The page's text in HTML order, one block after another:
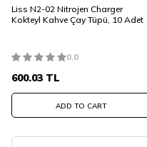
Liss N2-02 Nitrojen Charger
Kokteyl Kahve Çay Tüpü, 10 Adet
0.0
600.03 TL
ADD TO CART